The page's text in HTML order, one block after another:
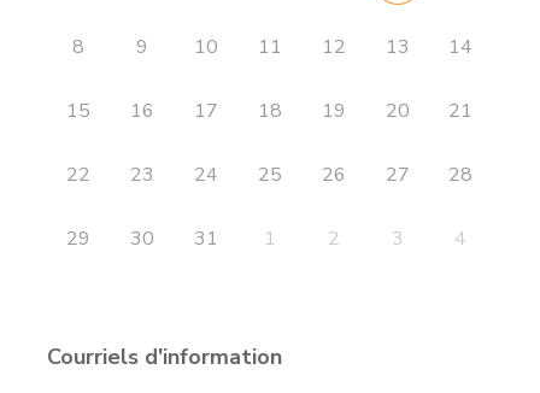
8 9 10 11 12 13 14
15 16 17 18 19 20 21
22 23 24 25 26 27 28
29 30 31 1 2 3 4
Courriels d'information